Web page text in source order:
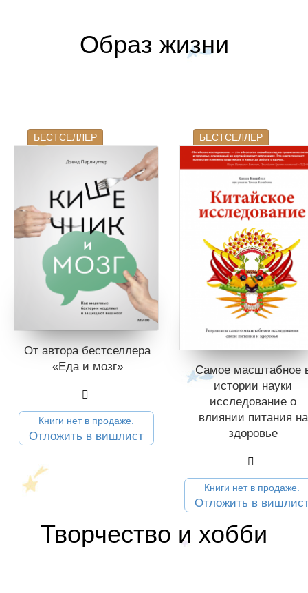
Образ жизни
БЕСТСЕЛЛЕР
От автора бестселлера
«Еда и мозг»
Книги нет в продаже.
Отложить в вишлист
БЕСТСЕЛЛЕР
Самое масштабное
истории науки
исследование о
влиянии питания на
здоровье
Книги нет в продаже.
Отложить в
Творчество и хобби